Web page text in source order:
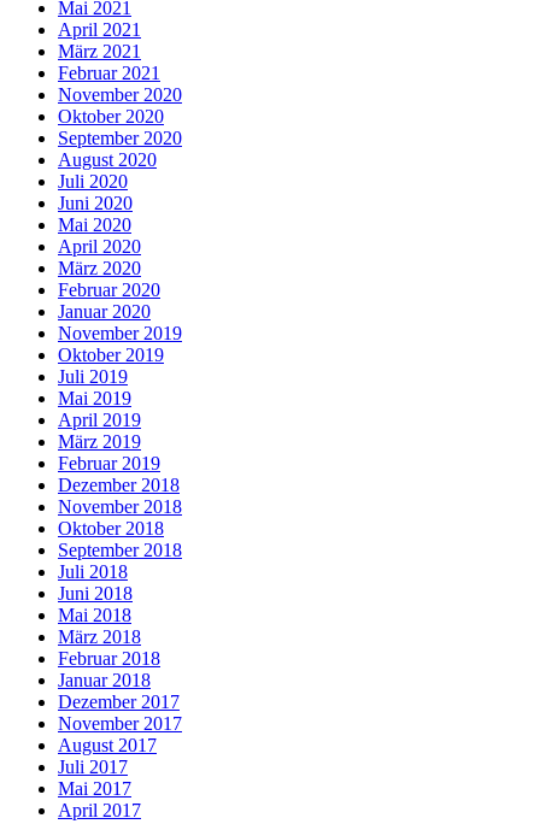
Mai 2021
April 2021
März 2021
Februar 2021
November 2020
Oktober 2020
September 2020
August 2020
Juli 2020
Juni 2020
Mai 2020
April 2020
März 2020
Februar 2020
Januar 2020
November 2019
Oktober 2019
Juli 2019
Mai 2019
April 2019
März 2019
Februar 2019
Dezember 2018
November 2018
Oktober 2018
September 2018
Juli 2018
Juni 2018
Mai 2018
März 2018
Februar 2018
Januar 2018
Dezember 2017
November 2017
August 2017
Juli 2017
Mai 2017
April 2017